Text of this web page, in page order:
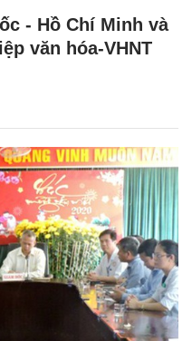
- Hồ Chí Minh và
văn hóa-VHNT